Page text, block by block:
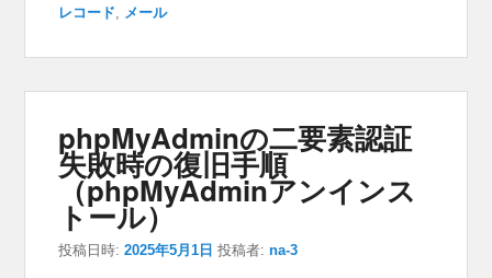
レコード, メール
phpMyAdminの二要素認証
失敗時の復旧手順
（phpMyAdminアンインス
トール）
投稿日時:2025年5月1日 投稿者:na-3